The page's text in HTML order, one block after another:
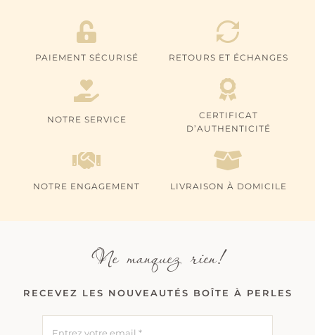
PAIEMENT SÉCURISÉ RETOURS ET ÉCHANGES
NOTRE SERVICE
CERTIFICAT
D’AUTHENTICITÉ
NOTRE ENGAGEMENT LIVRAISON À DOMICILE
Ne manquez rien!
RECEVEZ LES NOUVEAUTÉS BOÎTE À PERLES